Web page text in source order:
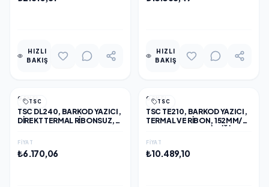
HIZLI
BAKIŞ
HIZLI
BAKIŞ
TSC
GENEL
TSC DL240, BARKOD YAZICI,
DIREKT TERMAL RIBONSUZ,
GENIŞLIĞI, 203 DPI, USB
FIYAT
₺6.170,06
TSC
GENEL
TSC TE210, BARKOD YAZICI,
TERMAL VE RIBON, 152MM/S,
DPI, ETHERNET, SERI, USB
FIYAT
₺10.489,10